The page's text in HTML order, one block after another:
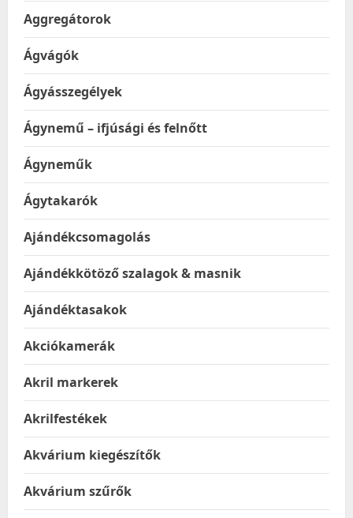
Aggregátorok
Ágvágók
Ágyásszegélyek
Ágynemű – ifjúsági és felnőtt
Ágyneműk
Ágytakarók
Ajándékcsomagolás
Ajándékkötöző szalagok & masnik
Ajándéktasakok
Akciókamerák
Akril markerek
Akrilfestékek
Akvárium kiegészítők
Akvárium szűrők